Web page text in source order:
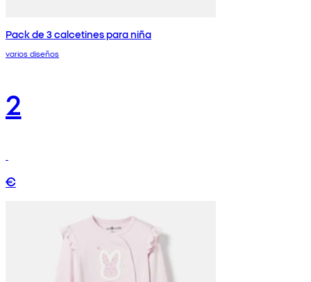
Pack de 3 calcetines para niña
varios diseños
2
€